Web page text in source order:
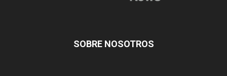
SOBRE NOSOTROS